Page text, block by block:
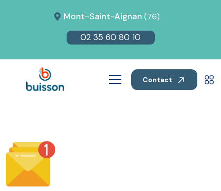
Mont-Saint-Aignan (76)
02 35 60 80 10
Contact